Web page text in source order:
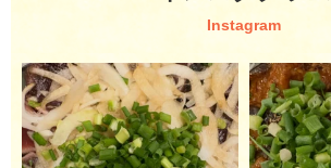
Instagram